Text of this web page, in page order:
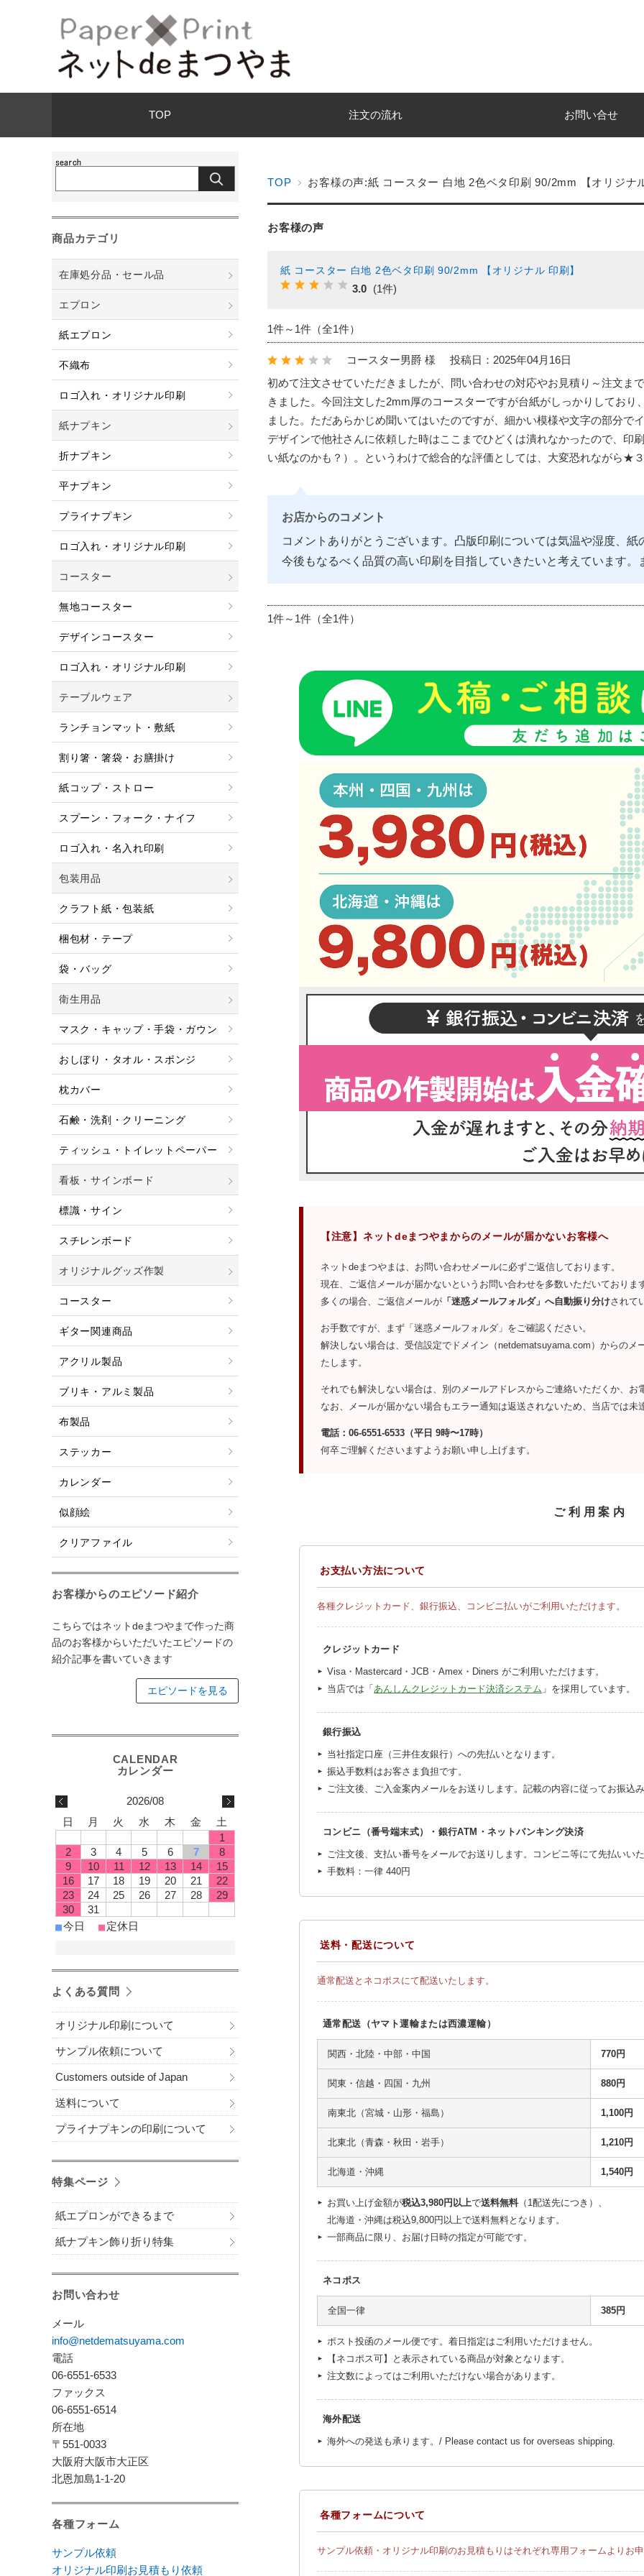
TOP 注文の流れ お問い合せ
TOP お客様の声:紙 コースター 白地 2色ベタ印刷 90/2mm 【オリジナ
お客様の声
紙 コースター 白地 2色ベタ印刷 90/2mm 【オリジナル 印刷】
3.0 (1件)
1件～1件（全1件）
コースター男爵 様
投稿日：2025年04月16日
初めて注文させていただきましたが、問い合わせの対応やお見積り～注文ま
きました。今回注文した2mm厚のコースターですが台紙がしっかりしてお
ました。ただあらかじめ聞いてはいたのですが、細かい模様や文字の部分で
デザインで他社さんに依頼した時はここまでひどくは潰れなかったので、印
い紙なのかも？）。というわけで総合的な評価としては、大変恐れながら★
お店からのコメント
コメントありがとうございます。凸版印刷については気温や湿度、
今後もなるべく品質の高い印刷を目指していきたいと考えています
1件～1件（全1件）
【注意】ネットdeまつやまからのメールが届かないお客様へ
ネットdeまつやまは、お問い合わせメールに必ずご返信しております。
現在、ご返信メールが届かないというお問い合わせを多数いただいておりま
多くの場合、ご返信メールが 「迷惑メールフォルダ」へ自動振り分けされて
お手数ですが、まず「迷惑メールフォルダ」をご確認ください。
解決しない場合は、受信設定でドメイン（netdematsuyama.com）からの
たします。
それでも解決しない場合は、別のメールアドレスからご連絡いただくか、お
なお、メールが届かない場合もエラー通知は返送されないため、当店では
電話：06-6551-6533（平日 9時〜17時）
何卒ご理解くださいますようお願い申し上げます。
ご利用案内
お支払い方法について
各種クレジットカード、銀行振込、コンビニ払いがご利用いただけます。
クレジットカード
Visa・Mastercard・JCB・Amex・Diners がご利用いただけます。
当店では「あんしんクレジットカード決済システム 」を採用しています。
銀行振込
当社指定口座（三井住友銀行）への先払いとなります。
振込手数料はお客さま負担です。
ご注文後、ご入金案内メールをお送りします。記載の内容に従ってお振込
コンビニ（番号端末式）・銀行ATM・ネットバンキング決済
ご注文後、支払い番号をメールでお送りします。コンビニ等にて先払いい
手数料：一律440円
送料・配送について
通常配送とネコポスにて配送いたします。
通常配送（ヤマト運輸または西濃運輸）
関西・北陸・中部・中国 770円
関東・信越・四国・九州 880円
南東北（宮城・山形・福島） 1,100円
北東北（青森・秋田・岩手） 1,210円
北海道・沖縄 1,540円
お買い上げ金額が税込3,980円以上で送料無料（1配送先につき）、
北海道・沖縄は税込9,800円以上で送料無料となります。
一部商品に限り、お届け日時の指定が可能です。
ネコポス
全国一律 385円
ポスト投函のメール便です。着日指定はご利用いただけません。
【ネコポス可】と表示されている商品が対象となります。
注文数によってはご利用いただけない場合があります。
海外配送
海外への発送も承ります。/ Please contact us for overseas shipping.
各種フォームについて
サンプル依頼・オリジナル印刷のお見積もりはそれぞれ専用フォームよりお
商品カテゴリ
在庫処分品・セール品
エプロン
紙エプロン
不織布
ロゴ入れ・オリジナル印刷
紙ナプキン
折ナプキン
平ナプキン
プライナプキン
ロゴ入れ・オリジナル印刷
コースター
無地コースター
デザインコースター
ロゴ入れ・オリジナル印刷
テーブルウェア
ランチョンマット・敷紙
割り箸・箸袋・お膳掛け
紙コップ・ストロー
スプーン・フォーク・ナイフ
ロゴ入れ・名入れ印刷
包装用品
クラフト紙・包装紙
梱包材・テープ
袋・バッグ
衛生用品
マスク・キャップ・手袋・ガウン
おしぼり・タオル・スポンジ
枕カバー
石鹸・洗剤・クリーニング
ティッシュ・トイレットペーパー
看板・サインボード
標識・サイン
スチレンボード
オリジナルグッズ作製
コースター
ギター関連商品
アクリル製品
ブリキ・アルミ製品
布製品
ステッカー
カレンダー
似顔絵
クリアファイル
お客様からのエピソード紹介
こちらではネットdeまつやまで作った商
品のお客様からいただいたエピソードの
紹介記事を書いていきます
エピソードを見る
2026/08
日
月 火 水 木 金
土
1
2
3 4 5 6 7
8
9
10 11 12 13 14
15
16
17 18 19 20 21
22
23
24 25 26 27 28
29
30
31
■今日 ■定休日
よくある質問
オリジナル印刷について
サンプル依頼について
Customers outside of Japan
送料について
プライナプキンの印刷について
特集ページ
紙エプロンができるまで
紙ナプキン飾り折り特集
お問い合わせ
メール
info@netdematsuyama.com
電話
06-6551-6533
ファックス
06-6551-6514
所在地
〒551-0033
大阪府大阪市大正区
北恩加島1-1-20
各種フォーム
サンプル依頼
オリジナル印刷お見積もり依頼